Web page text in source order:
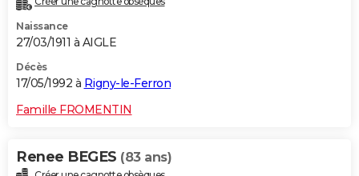
Naissance
27/03/1911 à AIGLE
Décès
17/05/1992 à Rigny-le-Ferron
Famille FROMENTIN
Renee BEGES (83 ans)